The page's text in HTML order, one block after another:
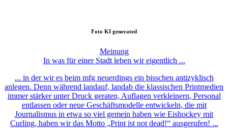
Foto KI generated
Meinung
In was für einer Stadt leben wir eigentlich ...
... in der wir es beim mfg neuerdings ein bisschen antizyklisch
anlegen. Denn während landauf, landab die klassischen Printmedien
immer stärker unter Druck geraten, Auflagen verkleinern, Personal
entlassen oder neue Geschäftsmodelle entwickeln, die mit
Journalismus in etwa so viel gemein haben wie Eishockey mit
Curling, haben wir das Motto „Print ist not dead!“ ausgerufen! ...